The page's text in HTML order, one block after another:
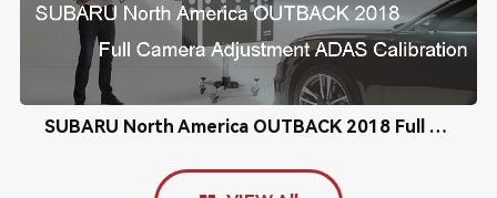
SUBARU North America OUTBACK 2018 Full Camera Adjustment ADAS Calibration